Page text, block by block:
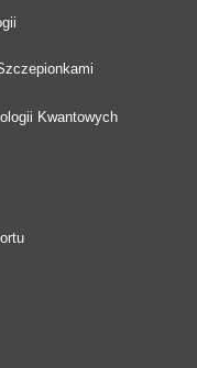
Kwantowych